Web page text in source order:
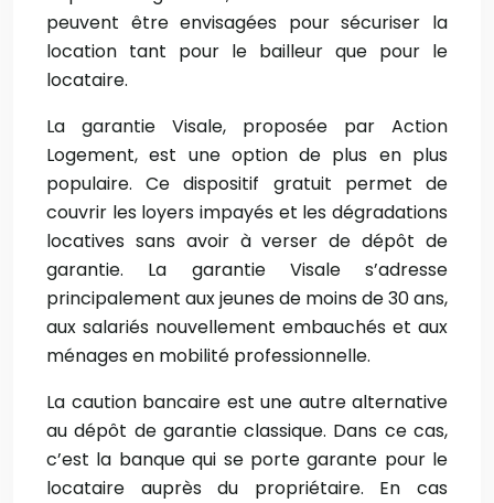
peuvent être envisagées pour sécuriser la
location tant pour le bailleur que pour le
locataire.
La garantie Visale, proposée par Action
Logement, est une option de plus en plus
populaire. Ce dispositif gratuit permet de
couvrir les loyers impayés et les dégradations
locatives sans avoir à verser de dépôt de
garantie. La garantie Visale s’adresse
principalement aux jeunes de moins de 30 ans,
aux salariés nouvellement embauchés et aux
ménages en mobilité professionnelle.
La caution bancaire est une autre alternative
au dépôt de garantie classique. Dans ce cas,
c’est la banque qui se porte garante pour le
locataire auprès du propriétaire. En cas